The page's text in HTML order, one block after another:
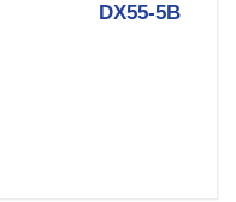
DX55-5B